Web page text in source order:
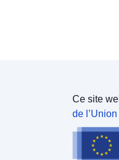
Ce site
de